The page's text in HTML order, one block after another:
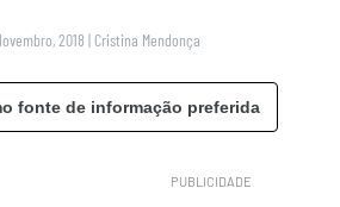
2018 | Cristina Mendonça
fonte de informação preferida